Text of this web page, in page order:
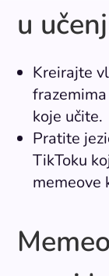
u
Kreirajte
koje učite.
Pratite
TikToku
memeove